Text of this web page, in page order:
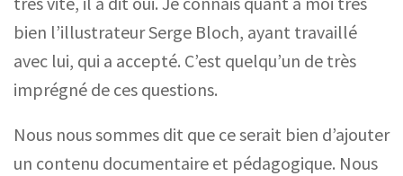
bien l’illustrateur Serge Bloch, ayant travaillé
avec lui, qui a accepté. C’est quelqu’un de très
imprégné de ces questions.
Nous nous sommes dit que ce serait bien d’ajouter
un contenu documentaire et pédagogique. Nous